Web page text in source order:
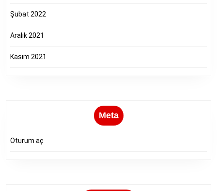
Şubat 2022
Aralık 2021
Kasım 2021
Meta
Oturum aç